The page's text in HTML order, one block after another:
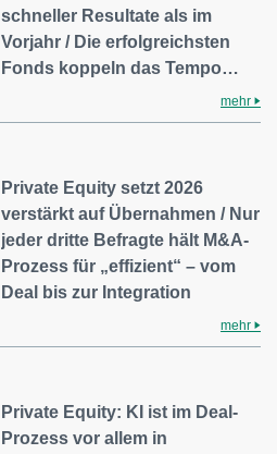
schneller Resultate als im
Vorjahr / Die erfolgreichsten
Fonds koppeln das Tempo…
mehr
Private Equity setzt 2026
verstärkt auf Übernahmen / Nur
jeder dritte Befragte hält M&A-
Prozess für „effizient“ – vom
Deal bis zur Integration
mehr
Private Equity: KI ist im Deal-
Prozess vor allem in